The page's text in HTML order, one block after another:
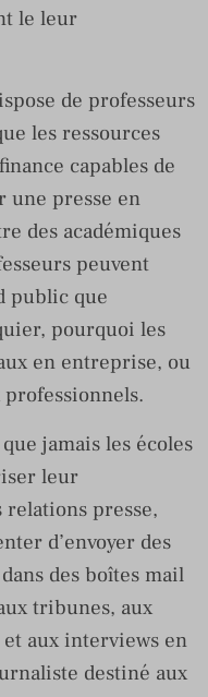
le leur
de professeurs
les ressources
capables de
une presse en
des académiques
peuvent
public que
pourquoi les
en entreprise, ou
professionnels.
jamais les écoles
leur
presse,
d’envoyer des
des boîtes mail
tribunes, aux
aux interviews en
destiné aux